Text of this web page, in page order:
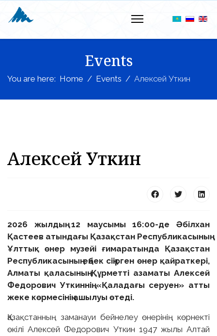
Events
You are here: Home Events Алексей Уткин
Алексей Уткин
2026 жылдың 12 маусымы 16:00-де Әбілхан
Қастеев атындағы Қазақстан Республикасының
Ұлттық өнер музейі ғимаратында Қазақстан
Республикасының еңбек сіңірген өнер қайраткері,
Алматы қаласының Құрметті азаматы Алексей
Федорович Уткиннің «Қаладағы серуен» атты
жеке көрмесінің ашылуы өтеді.
Қазақстанның заманауи бейнелеу өнерінің көрнекті
өкілі Алексей Федорович Уткин 1947 жылы Алтай